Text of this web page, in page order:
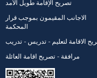
تصريح الإقامة طويل الأمد
الاجانب المقيمون بموجب قرار
المحكمة
الاقامة لتعليم - تدريس - تدريب
مرافقة - تصريح اقامة العائلة